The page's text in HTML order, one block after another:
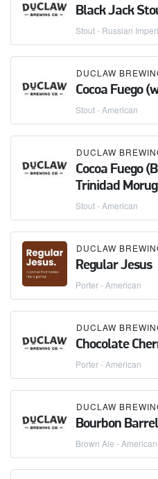
Black Jack
Stout - Russian
Cocoa Fuego
Stout - American
Cocoa Fuego
Trinidad
Stout - American
Regular Jesus
Porter - American
Chocolate
Porter - American
Bourbon
Brown Ale - American